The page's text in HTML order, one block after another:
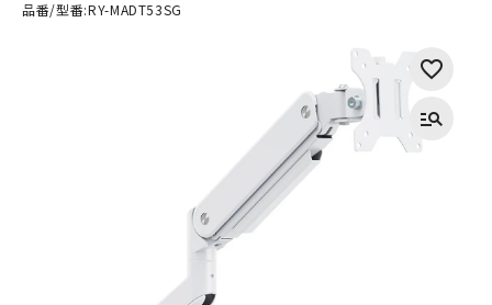
品番/型番:RY-MADT53SG